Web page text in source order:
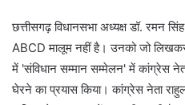
छत्तीसगढ़ विधानसभा अध्यक्ष डॉ. रमन
ABCD मालूम नहीं है। उनको जो
में 'संविधान सम्मान सम्मेलन' में कांग्रेस
घेरने का प्रयास किया। कांग्रेस नेता